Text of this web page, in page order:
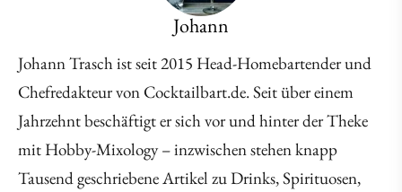
Johann
Johann Trasch ist seit 2015 Head-Homebartender und
Chefredakteur von Cocktailbart.de. Seit über einem
Jahrzehnt beschäftigt er sich vor und hinter der Theke
mit Hobby-Mixology – inzwischen stehen knapp
Tausend geschriebene Artikel zu Drinks, Spirituosen,